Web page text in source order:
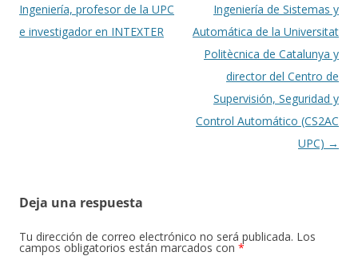
entradas
Ingeniería, profesor de la UPC
e investigador en INTEXTER
Ingeniería de Sistemas y
Automática de la Universitat
Politècnica de Catalunya y
director del Centro de
Supervisión, Seguridad y
Control Automático (CS2AC
UPC) →
Deja una respuesta
Tu dirección de correo electrónico no será publicada. Los
campos obligatorios están marcados con *